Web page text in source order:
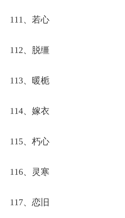
111、若心
112、脱缰
113、暖栀
114、嫁衣
115、朽心
116、灵寒
117、恋旧